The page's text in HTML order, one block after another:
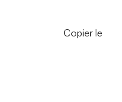
Copier le